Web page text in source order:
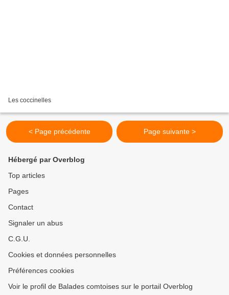
Les coccinelles
< Page précédente Page suivante >
Hébergé par Overblog
Top articles
Pages
Contact
Signaler un abus
C.G.U.
Cookies et données personnelles
Préférences cookies
Voir le profil de Balades comtoises sur le portail Overblog